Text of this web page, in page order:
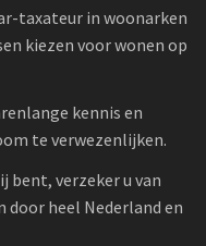
taxateur in woonarken
kiezen voor wonen op
kennis en
te verwezenlijken.
bent, verzeker u van
door heel Nederland en